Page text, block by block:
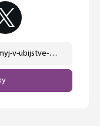
https://ostwest.tv/news/obvinyaemyj-v-ubijstve-zelimhana-hangoshvili-vpervye-zagovoril/